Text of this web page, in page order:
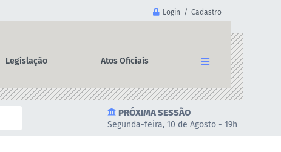
Login / Cadastro
Legislação Atos Oficiais
PRÓXIMA SESSÃO
Segunda-feira, 10 de Agosto - 19h